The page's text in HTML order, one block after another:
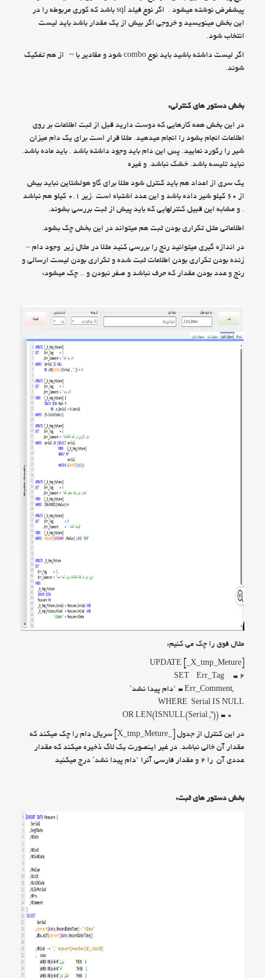
پیشفرض نوشته میشود . اگر نوع فیلد sql باشد که کوری مربوطه را در
این بخش مینویسید و خروجی اگر بیش از یک مقدار باشد باید لیست
انتخاب شود.
اگر لیست داشته باشید باید نوع combo شود و مقادیر با ~ از هم تفکیک
شوند.
بخش دستور های کنترلی:
در این بخش همه کارهایی که دوست دارید قبل از ثبت اطلاعات بر روی
اطلاعات انجام بشود را انجام میدهید. مثلا قرار است برای یک دام میزان
شیر را رکورد نمایید. پس این دام باید وجود داشته باشد . باید ماده باشد.
نباید تلیسه باشد. خشک نباشد. و غیره
یک سری از اعداد هم باید کنترل شود مثلا برای گاو هولشتاین نباید بیش
از ۶۰ کیلو شیر داده باشد و این عدد اشتباه است .زیر ۰.۱ کیلو هم نباشد
. و مشابه این قبیل کنترلهایی که باید پیش از ثبت بررسی بشوند.
اطلاعاتی مثل تکراری بودن ثبت هم میتواند در این بخش چک بشود.
در اندازه گیری میتوانید رنج را بررسی کنید مثلا در مثال زیر وجود دام –
زنده بودن تکراری بودن اطلاعات ثبت شده و تکراری بودن لیست ارسالی و
رنج و عدد بودن مقدار که حرف نباشد و صفر نبودن و .. چک میشود:
مثال فوق را چک می کنیم:
UPDATE [_X_tmp_Meture]
SET Err_Tag = ۲
,Err_Comment = ‘دام پیدا نشد’
WHERE Serial IS NULL
در این کنترل از جدول [_X_tmp_Meture] سریال دام را چک میکند که
مقدار آن خالی نباشد. در غیر اینصورت یک لاگ ذخیره میکند که مقدار
عددی آن را ۲ و مقدار فارسی آنرا ‘دام پیدا نشد’ درج میکنید
بخش دستور های ثبت: